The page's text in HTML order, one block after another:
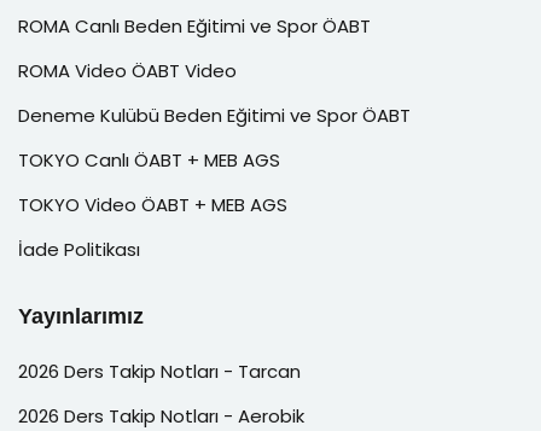
ROMA Canlı Beden Eğitimi ve Spor ÖABT
ROMA Video ÖABT Video
Deneme Kulübü Beden Eğitimi ve Spor ÖABT
TOKYO Canlı ÖABT + MEB AGS
TOKYO Video ÖABT + MEB AGS
İade Politikası
Yayınlarımız
2026 Ders Takip Notları - Tarcan
2026 Ders Takip Notları - Aerobik